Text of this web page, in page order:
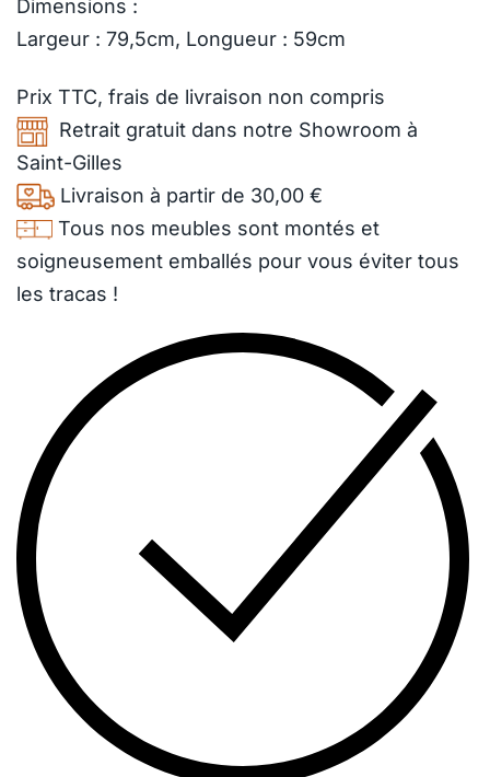
Dimensions :
Largeur : 79,5cm, Longueur : 59cm
Prix TTC, frais de livraison non compris
Retrait gratuit dans notre Showroom à
Saint-Gilles
Livraison à partir de 30,00 €
Tous nos meubles sont montés et
soigneusement emballés pour vous éviter tous
les tracas !